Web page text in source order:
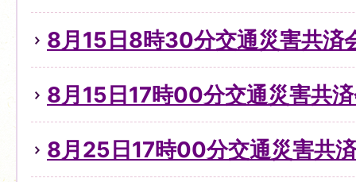
8月15日8時30分交通災害共済
8月15日17時00分交通災害共
8月25日17時00分交通災害共